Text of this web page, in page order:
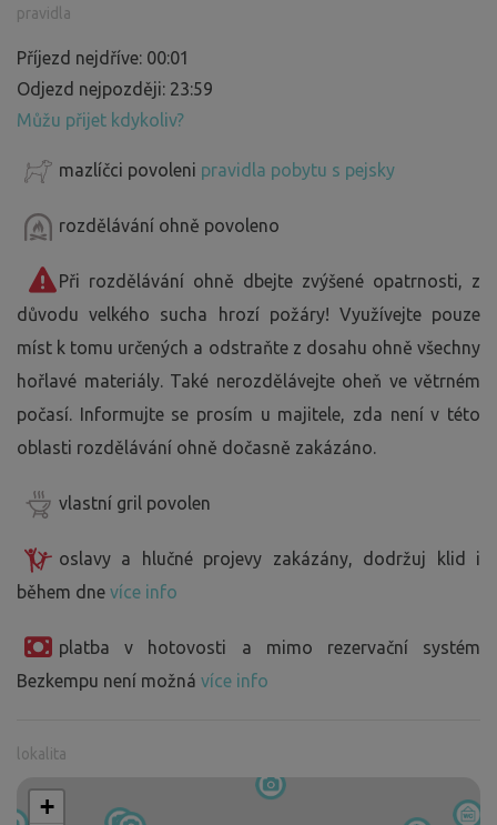
pravidla
Příjezd nejdříve: 00:01
Odjezd nejpozději: 23:59
Můžu přijet kdykoliv?
mazlíčci povoleni pravidla pobytu s pejsky
rozdělávání ohně povoleno
Při rozdělávání ohně dbejte zvýšené opatrnosti, z
důvodu velkého sucha hrozí požáry! Využívejte pouze
míst k tomu určených a odstraňte z dosahu ohně všechny
hořlavé materiály. Také nerozdělávejte oheň ve větrném
počasí. Informujte se prosím u majitele, zda není v této
oblasti rozdělávání ohně dočasně zakázáno.
vlastní gril povolen
oslavy a hlučné projevy zakázány, dodržuj klid i
během dne více info
platba v hotovosti a mimo rezervační systém
Bezkempu není možná více info
lokalita
+